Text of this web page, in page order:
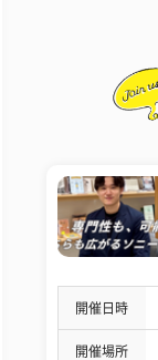
開催日時
開催場所